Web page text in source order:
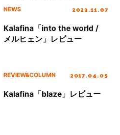
NEWS 2023.11.07
Kalafina「into the world /
メルヒェン」レビュー
REVIEW&COLUMN 2017.04.05
Kalafina「blaze」レビュー